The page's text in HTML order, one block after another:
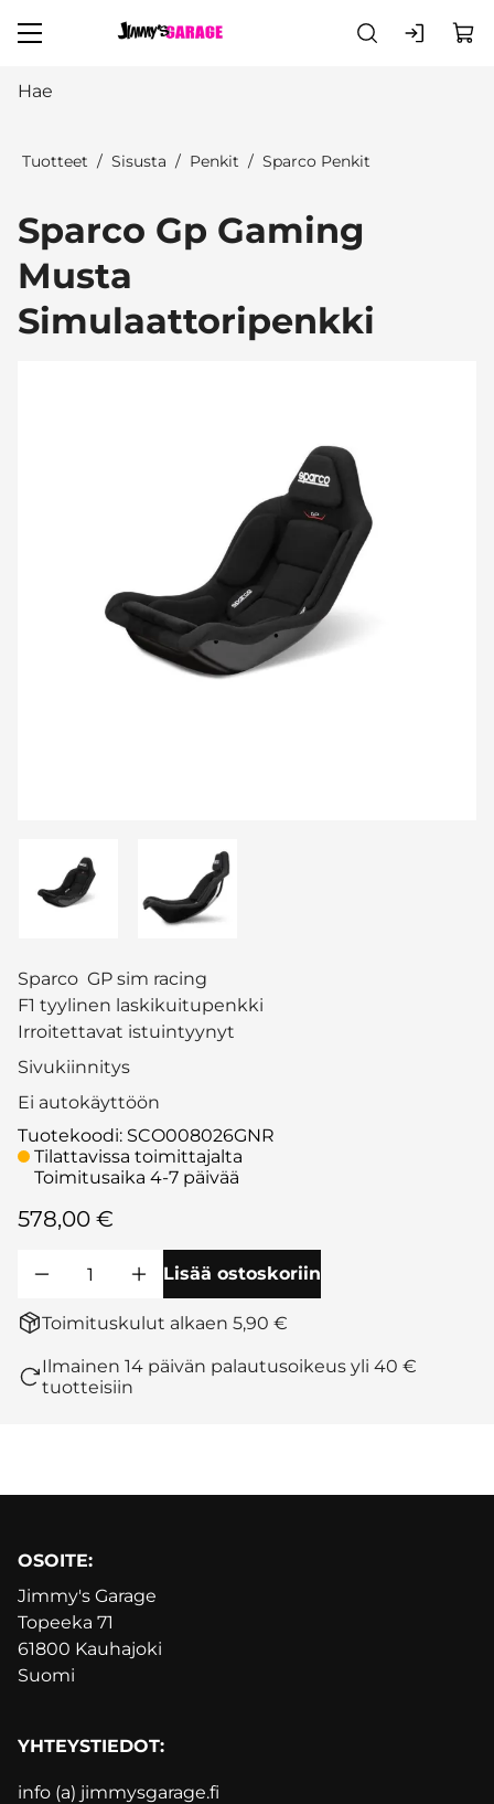
Tuotteet Sisusta Penkit Sparco Penkit
Sparco Gp Gaming
Musta
Simulaattoripenkki
Sparco GP sim racing
F1 tyylinen laskikuitupenkki
Irroitettavat istuintyynyt
Sivukiinnitys
Ei autokäyttöön
Tuotekoodi: SCO008026GNR
Tilattavissa toimittajalta
Toimitusaika 4-7 päivää
578,00 €
Lisää ostoskoriin
Toimituskulut alkaen 5,90 €
Ilmainen 14 päivän palautusoikeus yli 40 €
tuotteisiin
OSOITE:
Jimmy's Garage
Topeeka 71
61800 Kauhajoki
Suomi
YHTEYSTIEDOT:
info (a) jimmysgarage.fi